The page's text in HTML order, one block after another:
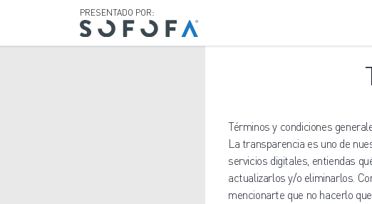
PRESENTADO POR:
Términos y condiciones
La transparencia es uno de
servicios digitales, entiendas
actualizarlos y/o eliminarlos.
mencionarte que no hacerlo